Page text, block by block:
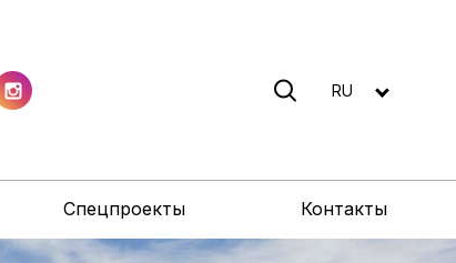
RU
Спецпроекты Контакты